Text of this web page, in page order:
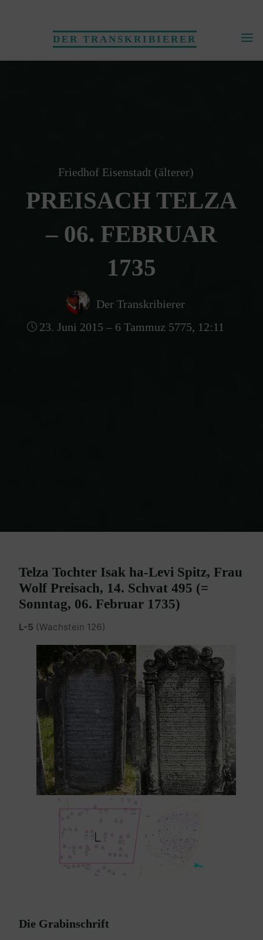
DER TRANSKRIBIERER
Friedhof Eisenstadt (älterer)
PREISACH TELZA
– 06. FEBRUAR
1735
Der Transkribierer
23. Juni 2015 – 6 Tammuz 5775, 12:11
Telza Tochter Isak ha-Levi Spitz, Frau
Wolf Preisach, 14. Schvat 495 (=
Sonntag, 06. Februar 1735)
L-5 (Wachstein 126)
Die Grabinschrift